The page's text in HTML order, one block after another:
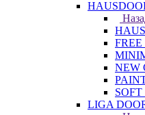
NEW
LIGA